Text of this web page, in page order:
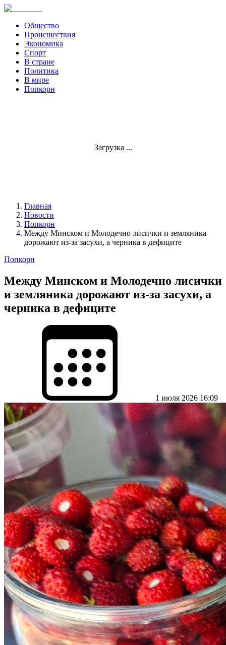
Общество
Происшествия
Экономика
Спорт
В стране
Политика
В мире
Попкорн
Загрузка ...
Главная
Новости
Попкорн
Между Минском и Молодечно лисички и земляника
дорожают из-за засухи, а черника в дефиците
Попкорн
Между Минском и Молодечно лисички
и земляника дорожают из-за засухи, а
черника в дефиците
1 июля 2026 16:09